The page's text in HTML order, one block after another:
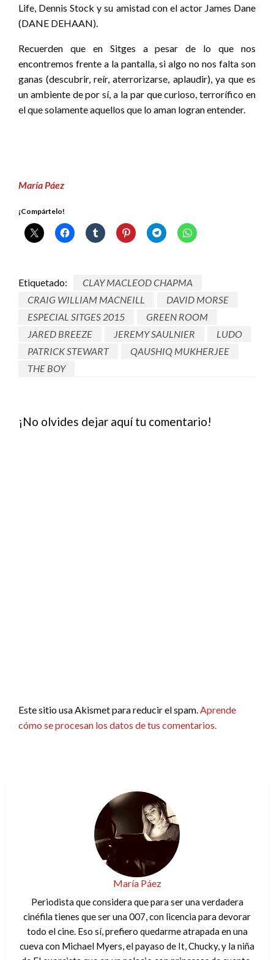
Life, Dennis Stock y su amistad con el actor James Dane
(DANE DEHAAN).
Recuerden que en Sitges a pesar de lo que nos
encontremos frente a la pantalla, si algo no nos falta son
ganas (descubrir, reír, aterrorizarse, aplaudir), ya que es
un ambiente de por sí, a la par que curioso, terrorífico en
el que solamente aquellos que lo aman logran entender.
María Páez
¡Compártelo!
Etiquetado:
CLAY MACLEOD CHAPMA
CRAIG WILLIAM MACNEILL
DAVID MORSE
ESPECIAL SITGES 2015
GREEN ROOM
JARED BREEZE
JEREMY SAULNIER
LUDO
PATRICK STEWART
QAUSHIQ MUKHERJEE
THE BOY
¡No olvides dejar aquí tu comentario!
Este sitio usa Akismet para reducir el spam. Aprende
cómo se procesan los datos de tus comentarios.
María Páez
Periodista que considera que para ser una verdadera
cinéfila tienes que ser una 007, con licencia para devorar
todo el cine. Eso sí, prefiero quedarme atrapada en una
cueva con Michael Myers, el payaso de It, Chucky, y la niña